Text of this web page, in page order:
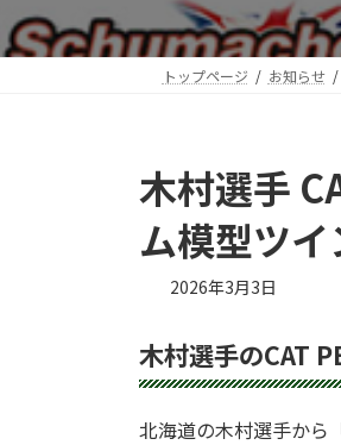
トップページ お知らせ
木村選手
ム模型ツ
2026年3月3日
木村選手のCAT
北海道の木村選手から